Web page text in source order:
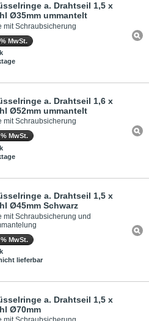
a. Drahtseil 1,5 x
Ø35mm ummantelt
mit Schraubsicherung
MwSt.
a. Drahtseil 1,6 x
Ø52mm ummantelt
mit Schraubsicherung
MwSt.
a. Drahtseil 1,5 x
Ø45mm Schwarz
mit Schraubsicherung und
MwSt.
lieferbar
a. Drahtseil 1,5 x
Ø70mm